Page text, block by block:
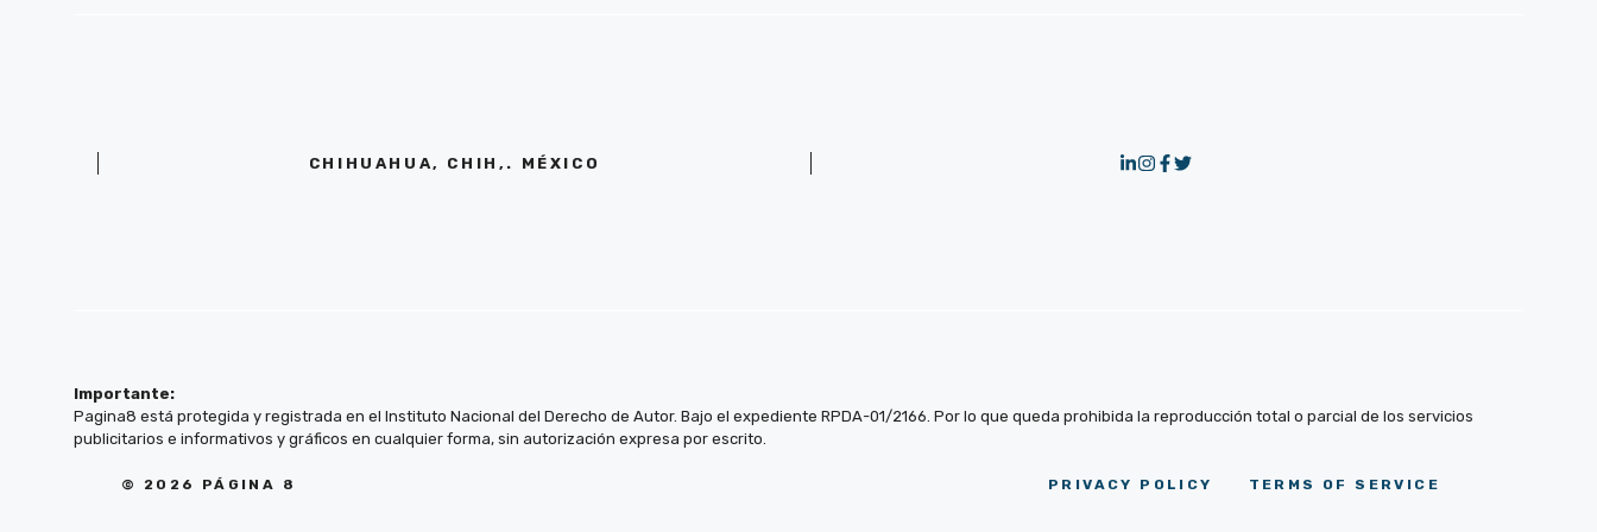
CHIHUAHUA, CHIH,. MÉXICO
Importante:
Pagina8 está protegida y registrada en el Instituto Nacional del Derecho de Autor. Bajo el expediente RPDA-01/2166. Por lo que queda prohibida la reproducción total o parcial de los servicios
publicitarios e informativos y gráficos en cualquier forma, sin autorización expresa por escrito.
© 2026 PÁGINA 8 PRIVACY POLICY TERMS OF SERVICE